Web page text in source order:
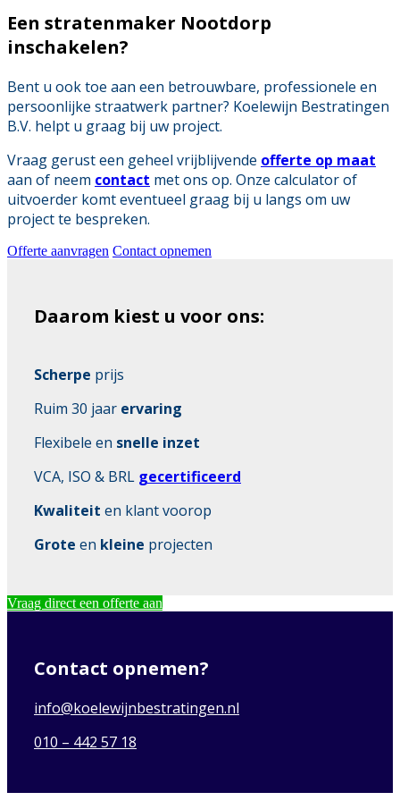
Een stratenmaker Nootdorp
inschakelen?
Bent u ook toe aan een betrouwbare, professionele en
persoonlijke straatwerk partner? Koelewijn Bestratingen
B.V. helpt u graag bij uw project.
Vraag gerust een geheel vrijblijvende offerte op maat
aan of neem contact met ons op. Onze calculator of
uitvoerder komt eventueel graag bij u langs om uw
project te bespreken.
Offerte aanvragen Contact opnemen
Daarom kiest u voor ons:
Scherpe prijs
Ruim 30 jaar ervaring
Flexibele en snelle inzet
VCA, ISO & BRL gecertificeerd
Kwaliteit en klant voorop
Grote en kleine projecten
Vraag direct een offerte aan
Contact opnemen?
info@koelewijnbestratingen.nl
010 – 442 57 18